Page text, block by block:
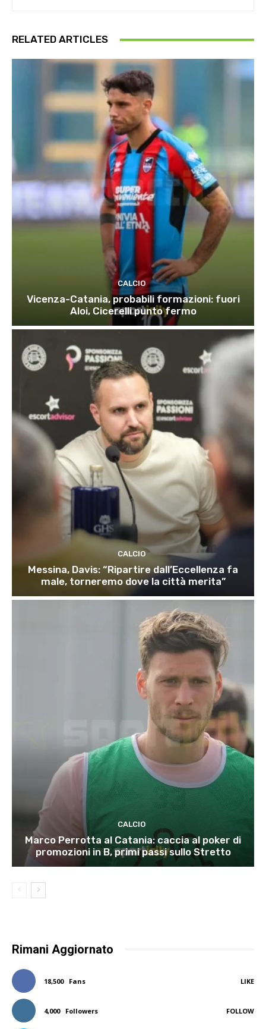
RELATED ARTICLES
CALCIO
Vicenza-Catania, probabili formazioni: fuori
Aloi, Cicerelli punto fermo
CALCIO
Messina, Davis: “Ripartire dall’Eccellenza fa
male, torneremo dove la città merita”
CALCIO
Marco Perrotta al Catania: caccia al poker di
promozioni in B, primi passi sullo Stretto
Rimani Aggiornato
18,500 Fans LIKE
4,000 Followers FOLLOW